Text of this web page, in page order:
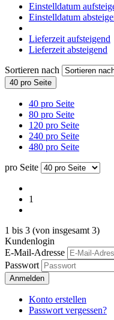
Einstelldatum
Einstelldatum
Lieferzeit aufsteigend
Lieferzeit absteigend
Sortieren nach
40 pro Seite
40 pro Seite
80 pro Seite
120 pro Seite
240 pro Seite
480 pro Seite
pro Seite
1
1 bis 3 (von insgesamt 3)
Kundenlogin
E-Mail-Adresse
Passwort
Anmelden
Konto erstellen
Passwort vergessen?